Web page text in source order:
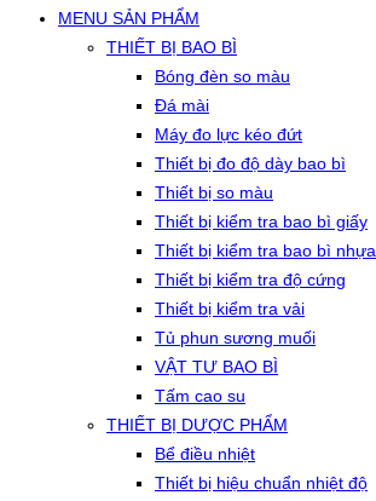
MENU SẢN PHẨM
THIẾT BỊ BAO BÌ
Bóng đèn so màu
Đá mài
Máy đo lực kéo đứt
Thiết bị đo độ dày bao bì
Thiết bị so màu
Thiết bị kiểm tra bao bì giấy
Thiết bị kiểm tra bao bì nhựa
Thiết bị kiểm tra độ cứng
Thiết bị kiểm tra vải
Tủ phun sương muối
VẬT TƯ BAO BÌ
Tấm cao su
THIẾT BỊ DƯỢC PHẨM
Bể điều nhiệt
Thiết bị hiệu chuẩn nhiệt độ